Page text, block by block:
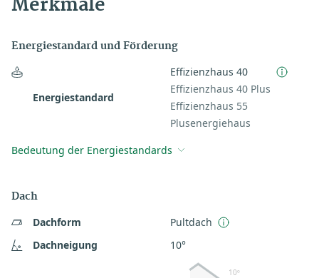
Merkmale
Energiestandard und Förderung
Energiestandard
Effizienzhaus 40
Effizienzhaus 40 Plus
Effizienzhaus 55
Plusenergiehaus
Bedeutung der Energiestandards
Dach
Dachform
Pultdach
Dachneigung
10°
10º